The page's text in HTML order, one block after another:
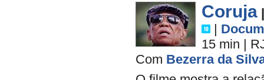
Coruja
|
15 min |
Com Bezerra da